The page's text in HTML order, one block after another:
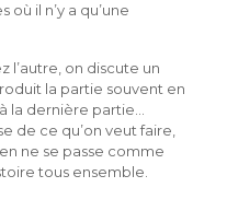
où il n’y a qu’une
l’autre, on discute un
la partie souvent en
la dernière partie…
de ce qu’on veut faire,
ne se passe comme
tous ensemble.